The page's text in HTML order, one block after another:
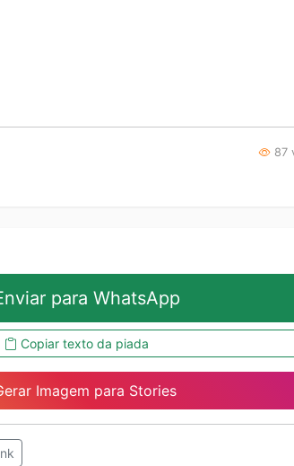
87
para WhatsApp
Copiar texto da piada
Imagem para Stories